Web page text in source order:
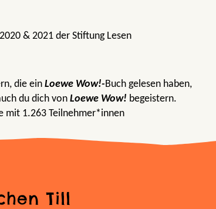
& 2021 der Stiftung Lesen
die ein Loewe Wow!-Buch gelesen haben,
du dich von Loewe Wow! begeistern.
mit 1.263 Teilnehmer*innen
Till